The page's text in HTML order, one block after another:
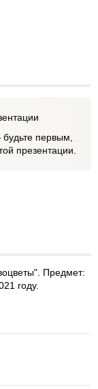
первым,
презентации.
Предмет:
году.